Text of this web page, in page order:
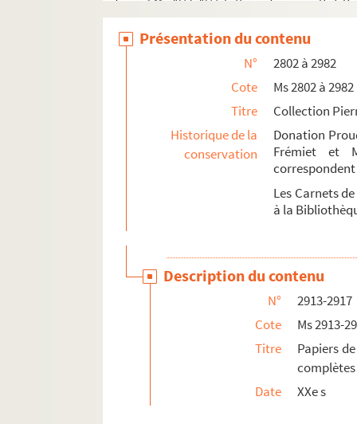
Ms 2983 à 2996. Diplômes d'études
Présentation du contenu
N°
2802 à 2982
Cote
Ms 2802 à 2982
Titre
Collection
Historique de la
conservation
Donation
Frémiet et
Les Carnets
à la
Description du contenu
N°
2913-2917
Cote
Ms 2913-
Titre
Papiers
Date
XXe s